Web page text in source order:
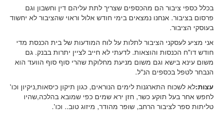
בכלל כספי ציבור הם מהכספים שצריך לתת עליהם דין וחשבון וגם
פרסום בציבור. אנחנו נמצאים בימי חודש אלול וראוי שהציבור לא יחשוד
בעוסקי הציבור.
אני מציע לעסקני הציבור לתלות על לוח המודעות של בית הכנסת מדי
חודש דו"ח הכנסות והוצאות. לדעתי לא חייב לציין יתרות בבנק. גם
משום עינא בישא וגם משום מניעת מחלוקת שהרי סוף סוף הוועד הוא
הנבחר לטפל בכספים הנ"ל.
עצות:לא לשכוח התארגנות לימים הנוראים, כגון תיקון כיסאות,ניקיון וכו'
לחפש אחר בעל תוקע כשר, חזן ירא שמים כפי שמובא בהלכה,שהיו
טליתות ספר לציבור הרחב, שופר מהודר, מיזוג טוב.. וכו'.